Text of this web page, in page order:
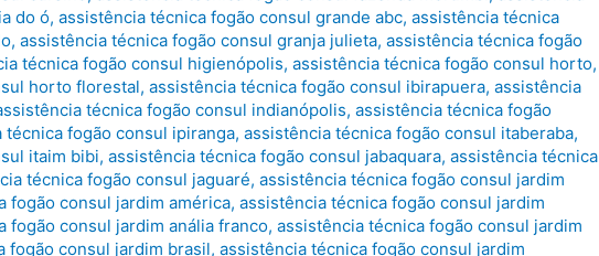
do ó, assistência técnica fogão consul grande abc, assistência técnica
, assistência técnica fogão consul granja julieta, assistência técnica fogão
técnica fogão consul higienópolis, assistência técnica fogão consul horto,
horto florestal, assistência técnica fogão consul ibirapuera, assistência
técnica fogão consul indianópolis, assistência técnica fogão
técnica fogão consul ipiranga, assistência técnica fogão consul itaberaba,
itaim bibi, assistência técnica fogão consul jabaquara, assistência técnica
técnica fogão consul jaguaré, assistência técnica fogão consul jardim
fogão consul jardim américa, assistência técnica fogão consul jardim
fogão consul jardim anália franco, assistência técnica fogão consul jardim
fogão consul jardim brasil, assistência técnica fogão consul jardim